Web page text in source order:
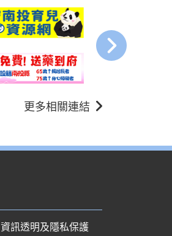
更多相關連結
資訊透明及隱私保護